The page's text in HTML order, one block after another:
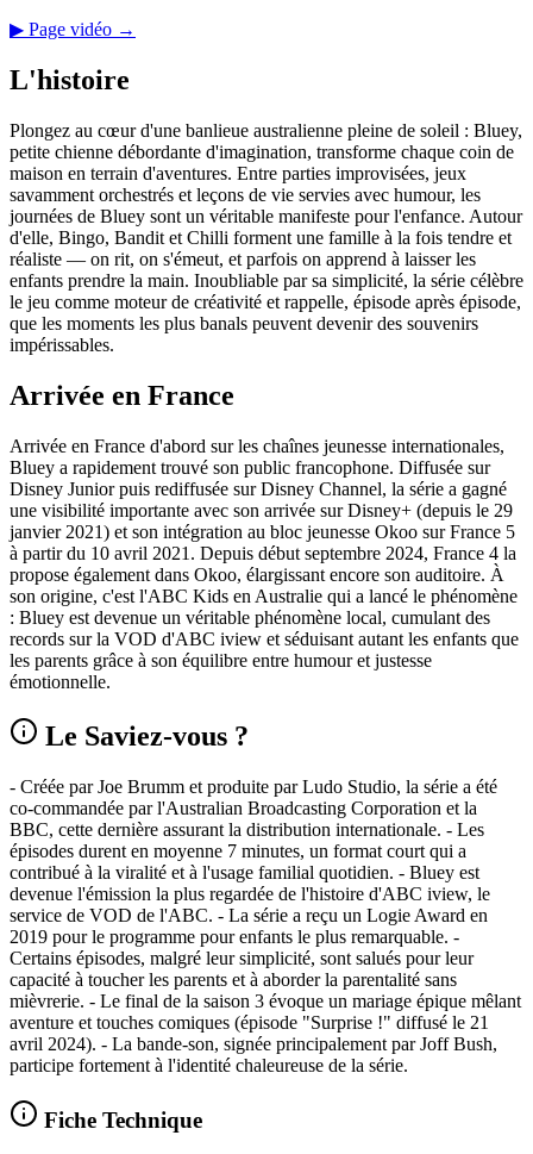
▶ Page vidéo →
L'histoire
Plongez au cœur d'une banlieue australienne pleine de soleil : Bluey,
petite chienne débordante d'imagination, transforme chaque coin de
maison en terrain d'aventures. Entre parties improvisées, jeux
savamment orchestrés et leçons de vie servies avec humour, les
journées de Bluey sont un véritable manifeste pour l'enfance. Autour
d'elle, Bingo, Bandit et Chilli forment une famille à la fois tendre et
réaliste — on rit, on s'émeut, et parfois on apprend à laisser les
enfants prendre la main. Inoubliable par sa simplicité, la série célèbre
le jeu comme moteur de créativité et rappelle, épisode après épisode,
que les moments les plus banals peuvent devenir des souvenirs
impérissables.
Arrivée en France
Arrivée en France d'abord sur les chaînes jeunesse internationales,
Bluey a rapidement trouvé son public francophone. Diffusée sur
Disney Junior puis rediffusée sur Disney Channel, la série a gagné
une visibilité importante avec son arrivée sur Disney+ (depuis le 29
janvier 2021) et son intégration au bloc jeunesse Okoo sur France 5
à partir du 10 avril 2021. Depuis début septembre 2024, France 4 la
propose également dans Okoo, élargissant encore son auditoire. À
son origine, c'est l'ABC Kids en Australie qui a lancé le phénomène
: Bluey est devenue un véritable phénomène local, cumulant des
records sur la VOD d'ABC iview et séduisant autant les enfants que
les parents grâce à son équilibre entre humour et justesse
émotionnelle.
Le Saviez-vous ?
- Créée par Joe Brumm et produite par Ludo Studio, la série a été
co-commandée par l'Australian Broadcasting Corporation et la
BBC, cette dernière assurant la distribution internationale. - Les
épisodes durent en moyenne 7 minutes, un format court qui a
contribué à la viralité et à l'usage familial quotidien. - Bluey est
devenue l'émission la plus regardée de l'histoire d'ABC iview, le
service de VOD de l'ABC. - La série a reçu un Logie Award en
2019 pour le programme pour enfants le plus remarquable. -
Certains épisodes, malgré leur simplicité, sont salués pour leur
capacité à toucher les parents et à aborder la parentalité sans
mièvrerie. - Le final de la saison 3 évoque un mariage épique mêlant
aventure et touches comiques (épisode "Surprise !" diffusé le 21
avril 2024). - La bande-son, signée principalement par Joff Bush,
participe fortement à l'identité chaleureuse de la série.
Fiche Technique